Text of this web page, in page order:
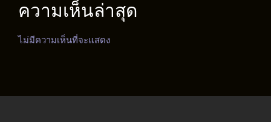
ความเห็นล่าสุด
ไม่มีความเห็นที่จะแสดง